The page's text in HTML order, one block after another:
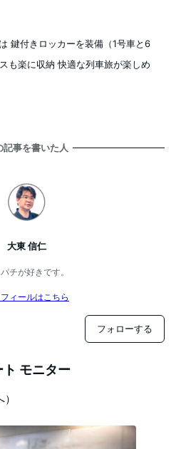
鍵付きロッカーを装備（1号車と6
も楽に収納 快適な列車旅が楽しめ
記事を書いた人
大東 信仁
チが好きです。
ィールはこちら
フォローする
ト モニター